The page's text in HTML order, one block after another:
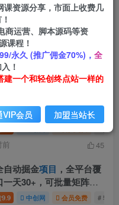
金项目，玩法稳定普通人
副业，月收益轻松
9.9 中创网 会员免费 # 零撸
前 43
行长期可做，新手副业首
# 揭秘
45
自动掘金项目 ，全平台覆
一天30+，可批量矩阵
入500+【揭秘】
9.9 中创网 会员免费 # 轻松
课资源分享，市面上收费几
商运营、脚本源码等资
课程！
永久 (推广佣金70%)， 全
！
建一个和轻创终点站一样的
VIP会员 加盟当站长